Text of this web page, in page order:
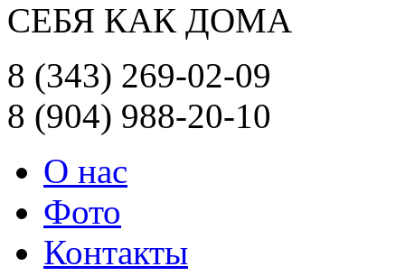
СЕБЯ КАК ДОМА
8 (343) 269-02-09
8 (904) 988-20-10
О нас
Фото
Контакты